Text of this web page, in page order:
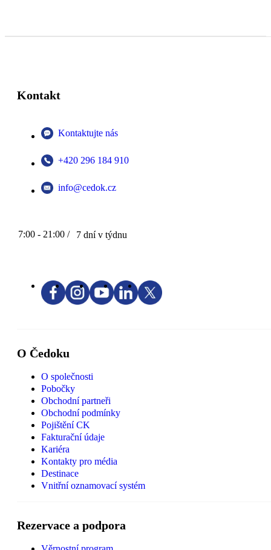
Kontakt
Kontaktujte nás
+420 296 184 910
info@cedok.cz
7:00 - 21:00 / 7 dní v týdnu
O Čedoku
O společnosti
Pobočky
Obchodní partneři
Obchodní podmínky
Pojištění CK
Fakturační údaje
Kariéra
Kontakty pro média
Destinace
Vnitřní oznamovací systém
Rezervace a podpora